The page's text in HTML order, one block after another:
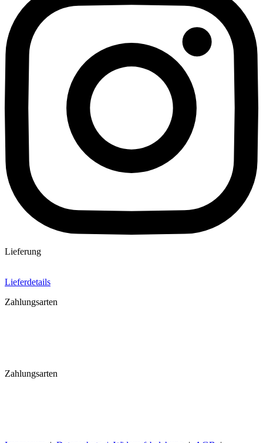
Lieferung
Lieferdetails
Zahlungsarten
Zahlungsarten